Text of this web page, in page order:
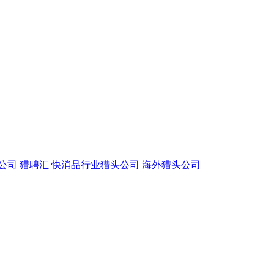
司 猎聘汇 快消品行业猎头公司 海外猎头公司